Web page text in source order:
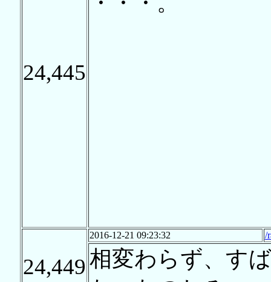
24,445
24,449
2016-12-21 09:23:32 /
相変わらず、す